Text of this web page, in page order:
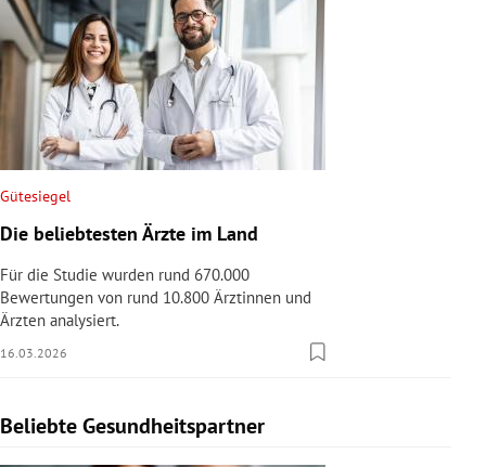
Gütesiegel
Die beliebtesten Ärzte im Land
Für die Studie wurden rund 670.000
Bewertungen von rund 10.800 Ärztinnen und
Ärzten analysiert.
16.03.2026
Beliebte Gesundheitspartner
Slide 1 von 1